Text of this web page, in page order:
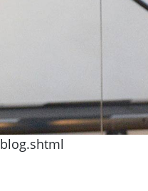
blog.shtml